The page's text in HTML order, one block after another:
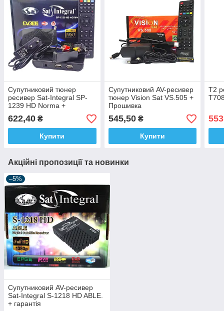
Супутниковий тюнер
ресивер Sat-Integral SP-
1239 HD Norma +
622,40 ₴
Купити
Супутниковий AV-ресивер
тюнер Vision Sat VS.505 +
Прошивка
545,50₴
Купити
Т2
Акційні пропозиції та новинки
–5%
Супутниковий AV-ресивер
Sat-Integral S-1218 HD ABLE.
+ гарантія